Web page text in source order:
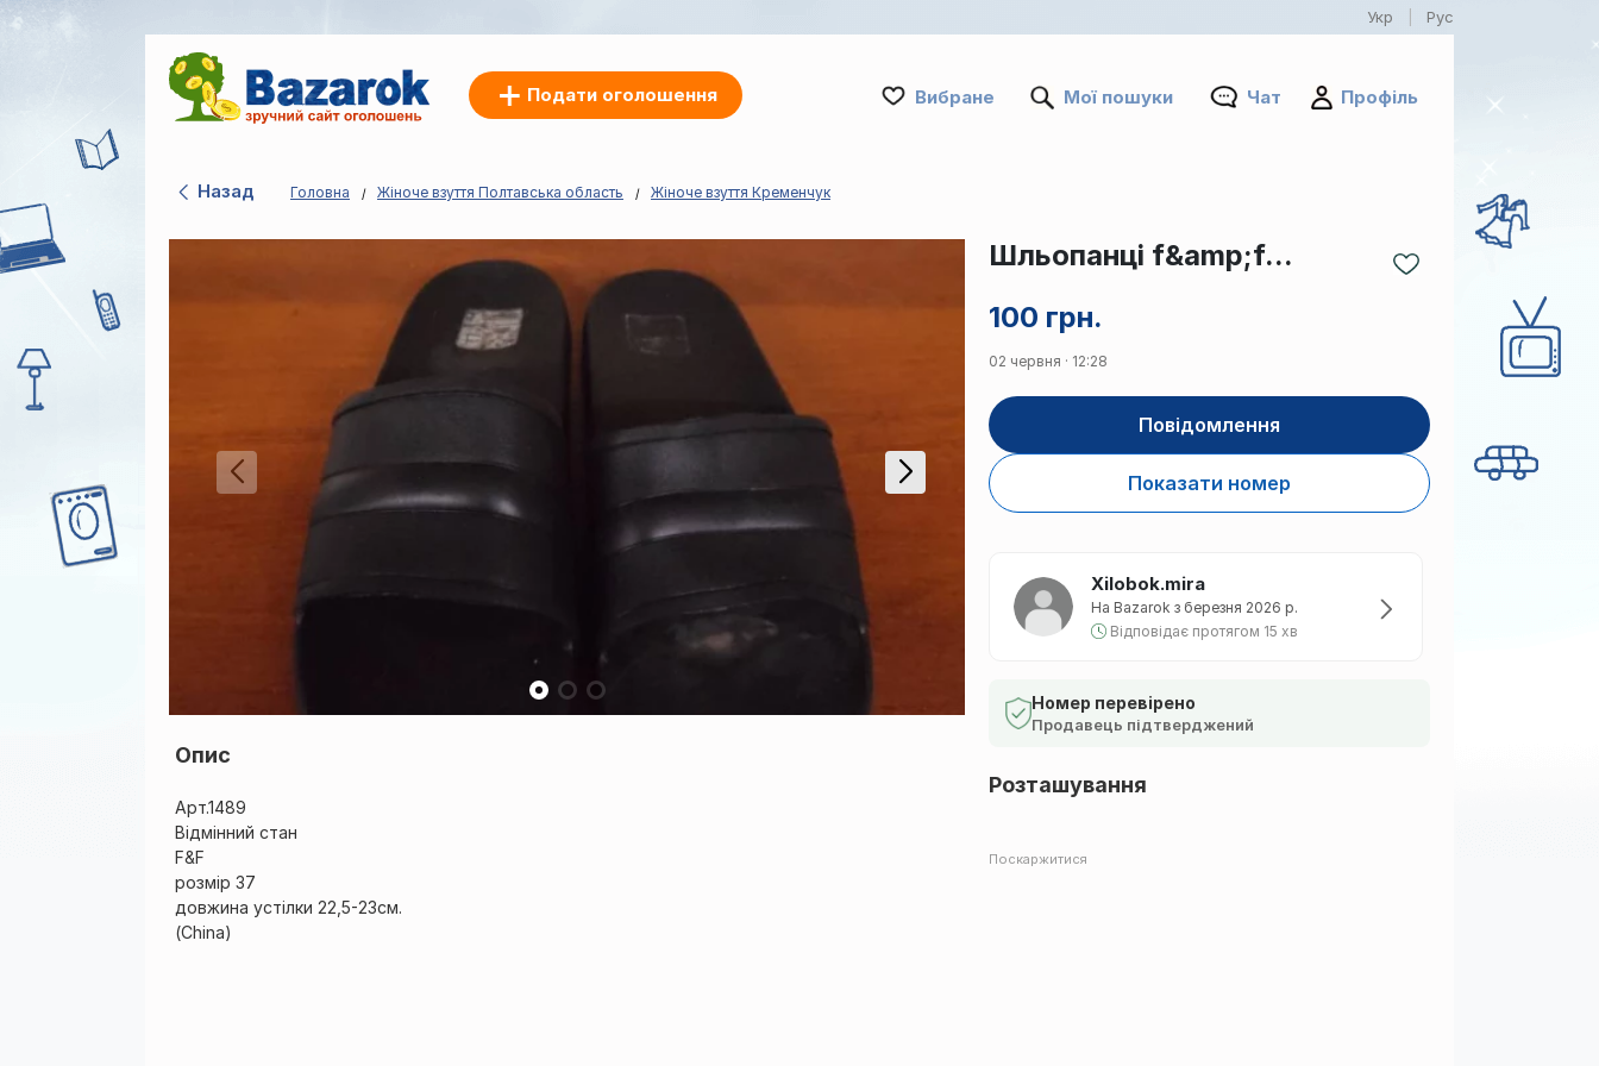
Укр Рус
Подати оголошення Вибране Мої пошуки Чат Профіль
Назад Головна Жіноче взуття Полтавська область Жіноче взуття Кременчук
Опис
Арт.1489
Відмінний стан
F&F
розмір 37
довжина устілки 22,5-23см.
(China)
100 грн.
Шльопанці f&amp;f...
02 червня · 12:28
Повідомлення
Показати номер
Xilobok.mira
На Bazarok з березня 2026 р.
Відповідає протягом 15 хв
Номер перевірено
Продавець підтверджений
Розташування
Поскаржитися